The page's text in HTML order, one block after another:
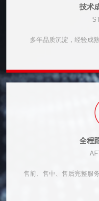
技术
多年品质沉淀，经验成
全程
售前、售中、售后完整服